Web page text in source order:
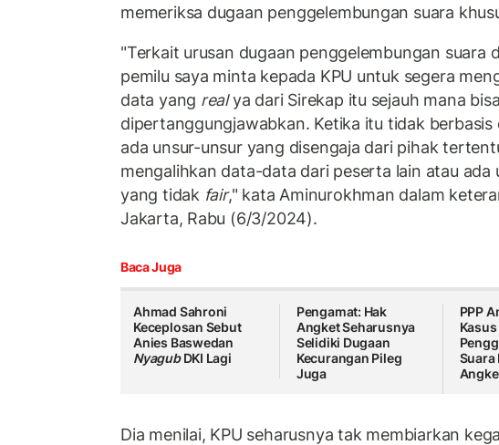
memeriksa dugaan penggelembungan suara
"Terkait urusan dugaan penggelembungan suara
pemilu saya minta kepada KPU untuk segera
data yang realya dari Sirekap itu sejauh mana bisa
dipertanggungjawabkan. Ketika itu tidak berbasis
ada unsur-unsur yang disengaja dari pihak
mengalihkan data-data dari peserta lain atau ada
yang tidak fair," kata Aminurokhman dalam
Jakarta, Rabu (6/3/2024).
Baca Juga
Ahmad Sahroni
Keceplosan Sebut
Anies Baswedan
NyagubDKI Lagi
Pengamat: Hak
Angket Seharusnya
Selidiki Dugaan
Kecurangan Pileg
Juga
PPP
Kasus
Suara
Dia menilai, KPU seharusnya tak membiarkan